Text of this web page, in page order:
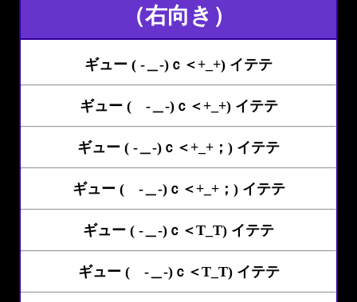
（右向き）
ギュー ( -＿-)ｃ＜+_+) イテテ
ギュー ( -＿-)ｃ＜+_+) イテテ
ギュー ( -＿-)ｃ＜+_+；) イテテ
ギュー ( -＿-)ｃ＜+_+；) イテテ
ギュー ( -＿-)ｃ＜T_T) イテテ
ギュー ( -＿-)ｃ＜T_T) イテテ